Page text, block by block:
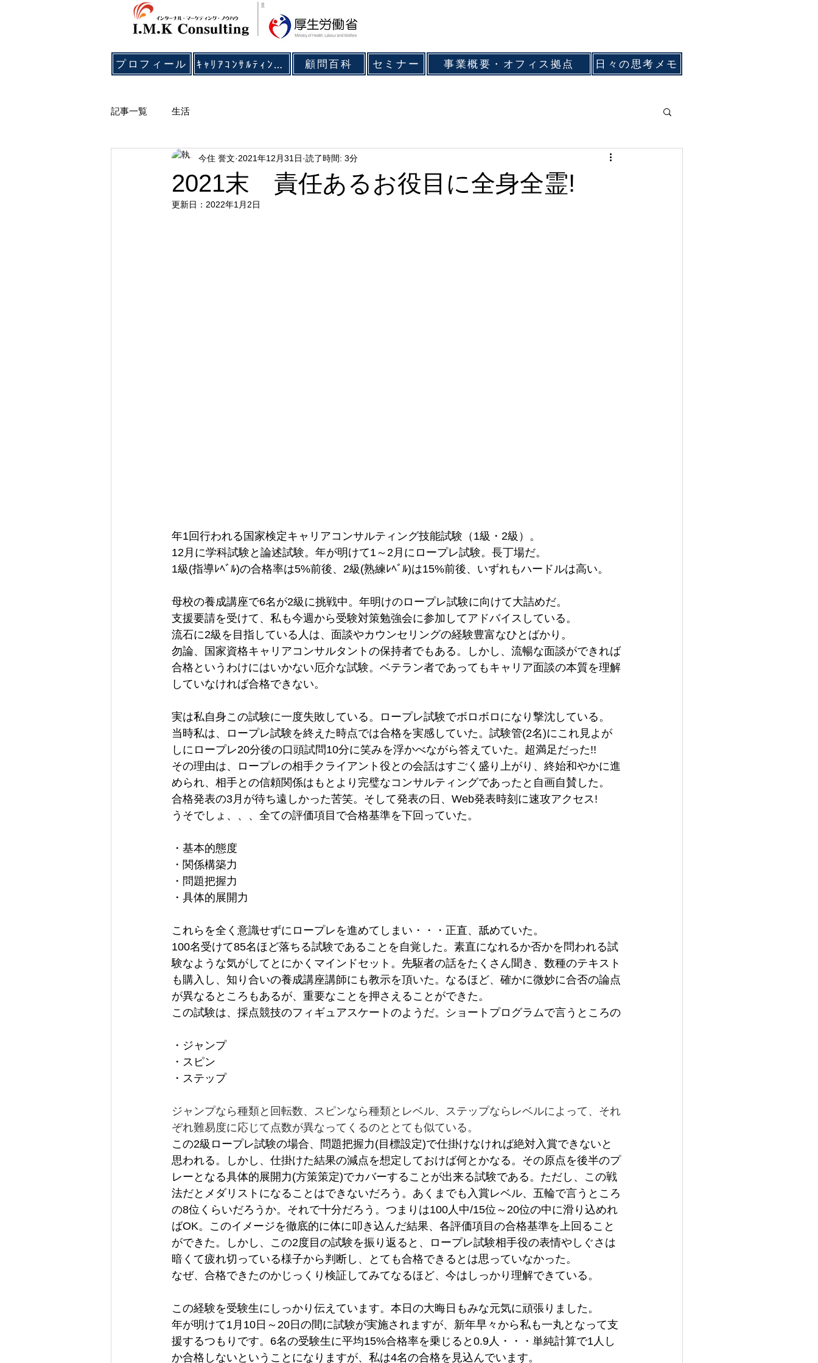
プロフィール ｷｬﾘｱｺﾝｻﾙﾃｨﾝｸﾞ 顧問百科 セミナー 事業概要・オフィス拠点 日々の思考メモ
記事一覧 生活
2021末 責任あるお役目に全身全霊!
今住 誉文 2021年12月31日 読了時間: 3分
更新日： 2022年1月2日
年1回行われる国家検定キャリアコンサルティング技能試験（1級・2級）。
12月に学科試験と論述試験。年が明けて1～2月にロープレ試験。長丁場だ。
1級(指導ﾚﾍﾞﾙ)の合格率は5%前後、2級(熟練ﾚﾍﾞﾙ)は15%前後、いずれもハードルは高い。
母校の養成講座で6名が2級に挑戦中。年明けのロープレ試験に向けて大詰めだ。
支援要請を受けて、私も今週から受験対策勉強会に参加してアドバイスしている。
流石に2級を目指している人は、面談やカウンセリングの経験豊富なひとばかり。
勿論、国家資格キャリアコンサルタントの保持者でもある。しかし、流暢な面談ができれば
合格というわけにはいかない厄介な試験。ベテラン者であってもキャリア面談の本質を理解
していなければ合格できない。
実は私自身この試験に一度失敗している。ロープレ試験でボロボロになり撃沈している。
当時私は、ロープレ試験を終えた時点では合格を実感していた。試験管(2名)にこれ見よが
しにロープレ20分後の口頭試問10分に笑みを浮かべながら答えていた。超満足だった!!
その理由は、ロープレの相手クライアント役との会話はすごく盛り上がり、終始和やかに進
められ、相手との信頼関係はもとより完璧なコンサルティングであったと自画自賛した。
合格発表の3月が待ち遠しかった苦笑。そして発表の日、Web発表時刻に速攻アクセス!
うそでしょ、、、全ての評価項目で合格基準を下回っていた。
・基本的態度
・関係構築力
・問題把握力
・具体的展開力
これらを全く意識せずにロープレを進めてしまい・・・正直、舐めていた。
100名受けて85名ほど落ちる試験であることを自覚した。素直になれるか否かを問われる試
験なような気がしてとにかくマインドセット。先駆者の話をたくさん聞き、数種のテキスト
も購入し、知り合いの養成講座講師にも教示を頂いた。なるほど、確かに微妙に合否の論点
が異なるところもあるが、重要なことを押さえることができた。
この試験は、採点競技のフィギュアスケートのようだ。ショートプログラムで言うところの
・ジャンプ
・スピン
・ステップ
ジャンプなら種類と回転数、スピンなら種類とレベル、ステップならレベルによって、それ
ぞれ難易度に応じて点数が異なってくるのととても似ている。
この2級ロープレ試験の場合、問題把握力(目標設定)で仕掛けなければ絶対入賞できないと
思われる。しかし、仕掛けた結果の減点を想定しておけば何とかなる。その原点を後半のプ
レーとなる具体的展開力(方策策定)でカバーすることが出来る試験である。ただし、この戦
法だとメダリストになることはできないだろう。あくまでも入賞レベル、五輪で言うところ
の8位くらいだろうか。それで十分だろう。つまりは100人中/15位～20位の中に滑り込めれ
ばOK。このイメージを徹底的に体に叩き込んだ結果、各評価項目の合格基準を上回ること
ができた。しかし、この2度目の試験を振り返ると、ロープレ試験相手役の表情やしぐさは
暗くて疲れ切っている様子から判断し、とても合格できるとは思っていなかった。
なぜ、合格できたのかじっくり検証してみてなるほど、今はしっかり理解できている。
この経験を受験生にしっかり伝えています。本日の大晦日もみな元気に頑張りました。
年が明けて1月10日～20日の間に試験が実施されますが、新年早々から私も一丸となって支
援するつもりです。6名の受験生に平均15%合格率を乗じると0.9人・・・単純計算で1人し
か合格しないということになりますが、私は4名の合格を見込んでいます。